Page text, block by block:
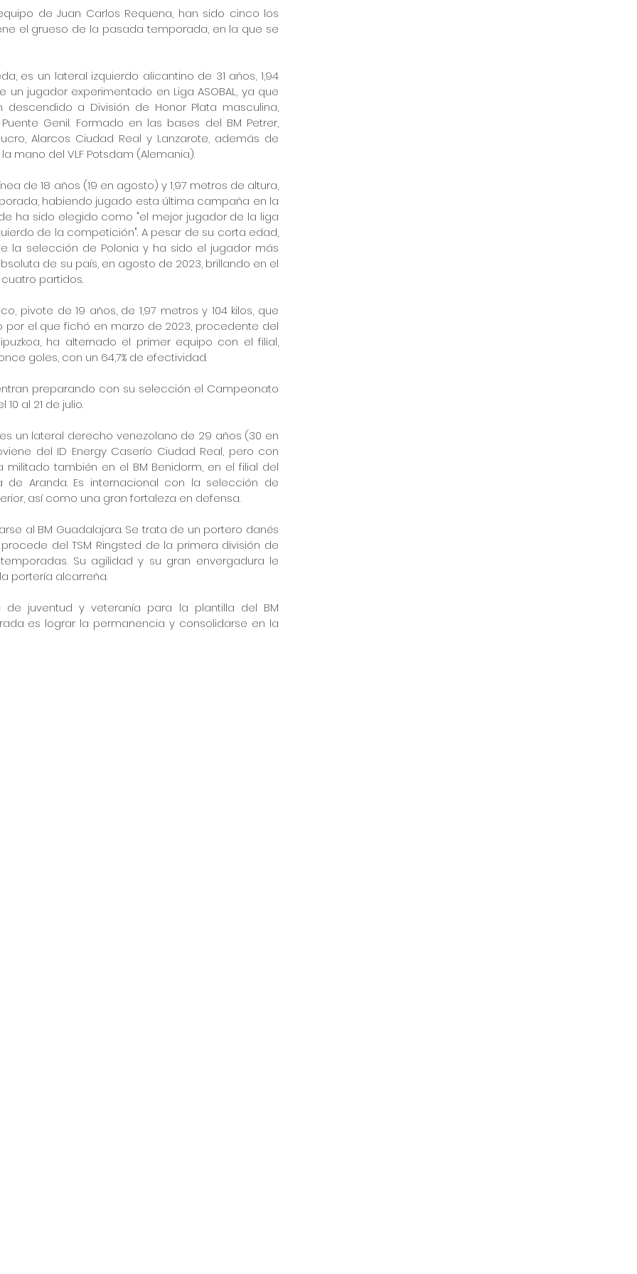
de Juan Carlos Requena, han sido cinco los
el grueso de la pasada temporada, en la que se
es un lateral izquierdo alicantino de 31 años, 1,94
jugador experimentado en Liga ASOBAL, ya que
a División de Honor Plata masculina,
Genil. Formado en las bases del BM Petrer,
Alarcos Ciudad Real y Lanzarote, además de
mano del VLF Potsdam (Alemania).
de 18 años (19 en agosto) y 1,97 metros de altura,
habiendo jugado esta última campaña en la
ha sido elegido como "el mejor jugador de la liga
de la competición". A pesar de su corta edad,
la selección de Polonia y ha sido el jugador más
de su país, en agosto de 2023, brillando en el
partidos.
pivote de 19 años, de 1,97 metros y 104 kilos, que
el que fichó en marzo de 2023, procedente del
ha alternado el primer equipo con el filial,
goles, con un 64,7% de efectividad.
preparando con su selección el Campeonato
al 21 de julio.
un lateral derecho venezolano de 29 años (30 en
del ID Energy Caserío Ciudad Real, pero con
también en el BM Benidorm, en el filial del
Aranda. Es internacional con la selección de
así como una gran fortaleza en defensa.
al BM Guadalajara. Se trata de un portero danés
del TSM Ringsted de la primera división de
Su agilidad y su gran envergadura le
portería alcarreña.
juventud y veteranía para la plantilla del BM
es lograr la permanencia y consolidarse en la